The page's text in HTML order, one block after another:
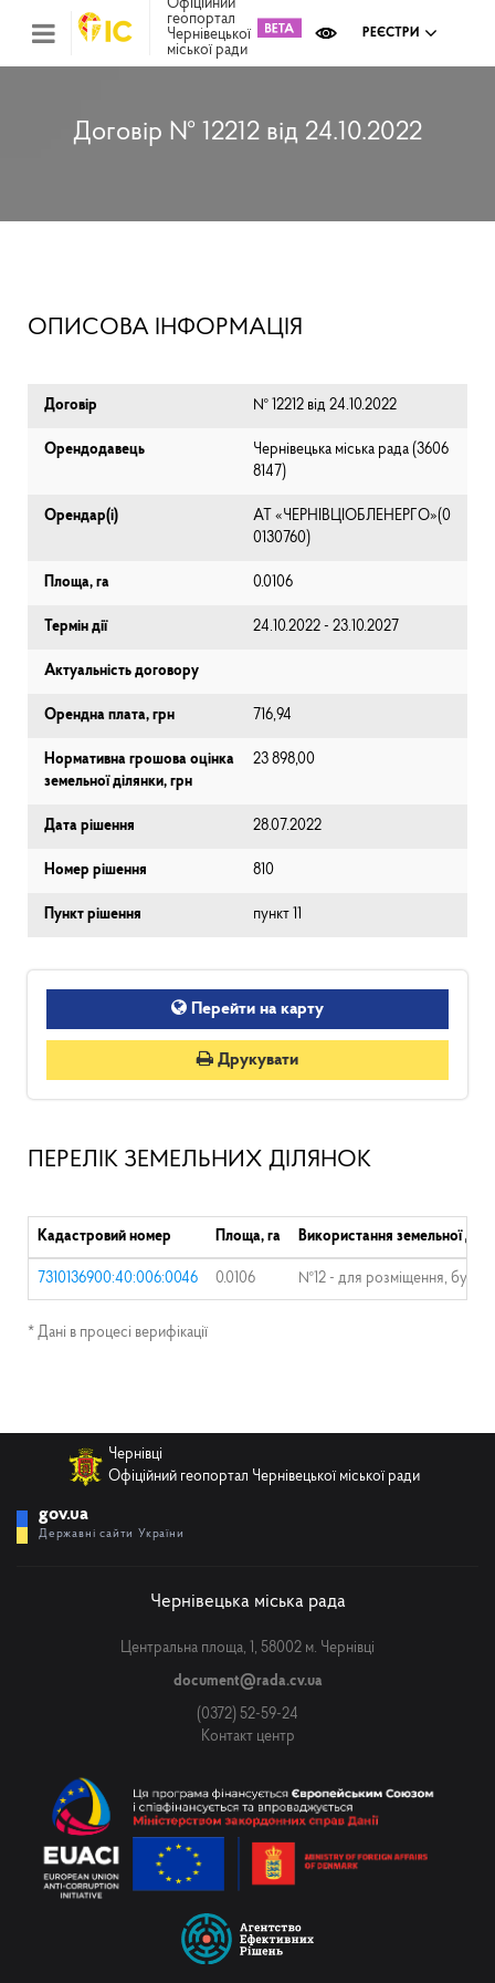
Офіційний
геопортал
Чернівецької
міської ради
РЕЄСТРИ
Договір № 12212 від 24.10.2022
ОПИСОВА ІНФОРМАЦІЯ
Договір № 12212 від 24.10.2022
Орендодавець
Чернівецька міська рада (⁨3606
8147⁩)
Орендар(і)
АТ «ЧЕРНІВЦІОБЛЕНЕРГО»(0
0130760)
Площа, га 0.0106
Термін дії 24.10.2022 - 23.10.2027
Актуальність договору
Орендна плата, грн 716,94
Нормативна грошова оцінка
земельної ділянки, грн
23 898,00
Дата рішення 28.07.2022
Номер рішення 810
Пункт рішення пункт 11
Перейти на карту
Друкувати
ПЕРЕЛІК ЗЕМЕЛЬНИХ ДІЛЯНОК
Кадастровий номер Площа, га Використання земельної
7310136900:40:006:0046 0.0106 №12 - для розміщення,
* Дані в процесі верифікації
Чернівці
Офіційний геопортал Чернівецької міської ради
gov.ua
Державні сайти України
Чернівецька міська рада
Центральна площа, 1, 58002 м. Чернівці
document@rada.cv.ua
(0372) 52-59-24
Контакт центр